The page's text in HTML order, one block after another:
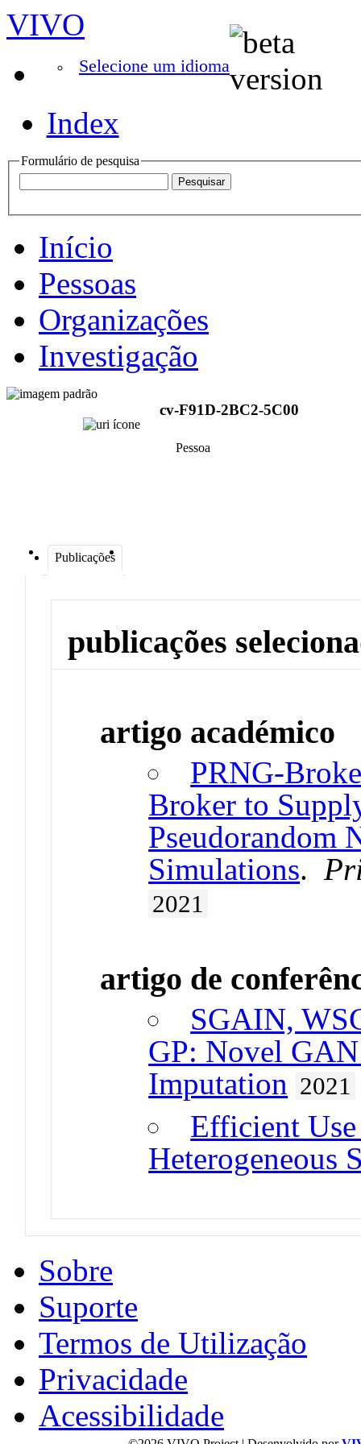
VIVO
Selecione um idioma
Index
Formulário de pesquisa
Início
Pessoas
Organizações
Investigação
cv-F91D-2BC2-5C00
Pessoa
Publicações
publicações
artigo académico
PRNG-
Broker to
Pseudorandom
Simulations.
2021
artigo de
SGAIN,
GP: Novel
Imputation 2021
Efficient
Heterogeneous
Sobre
Suporte
Termos de Utilização
Privacidade
Acessibilidade